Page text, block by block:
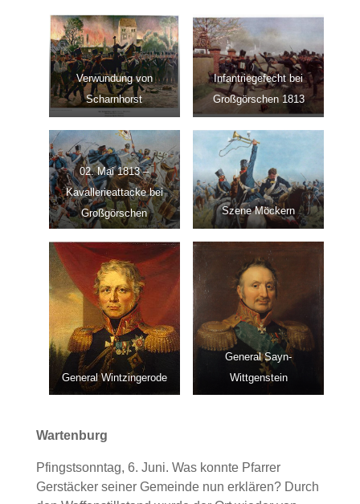
Verwundung von
Scharnhorst
Infantriegefecht bei
Großgörschen 1813
02. Mai 1813 –
Kavallerieattacke bei
Großgörschen
Szene Möckern
General Wintzingerode
General Sayn-
Wittgenstein
Wartenburg
Pfingstsonntag, 6. Juni. Was konnte Pfarrer
Gerstäcker seiner Gemeinde nun erklären? Durch